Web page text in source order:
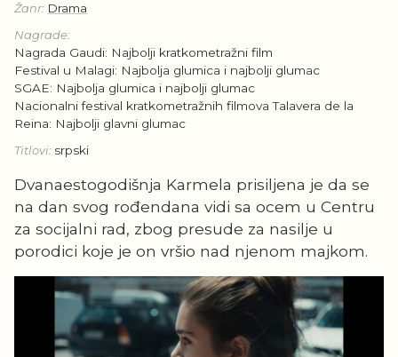
Žanr: Drama
Nagrade:
Nagrada Gaudi: Najbolji kratkometražni film
Festival u Malagi: Najbolja glumica i najbolji glumac
SGAE: Najbolja glumica i najbolji glumac
Nacionalni festival kratkometražnih filmova Talavera de la
Reina: Najbolji glavni glumac
Titlovi: srpski
Dvanaestogodišnja Karmela prisiljena je da se
na dan svog rođendana vidi sa ocem u Centru
za socijalni rad, zbog presude za nasilje u
porodici koje je on vršio nad njenom majkom.